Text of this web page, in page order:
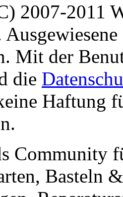
2007-2011
Mit der
die
Haftung
Community
Basteln